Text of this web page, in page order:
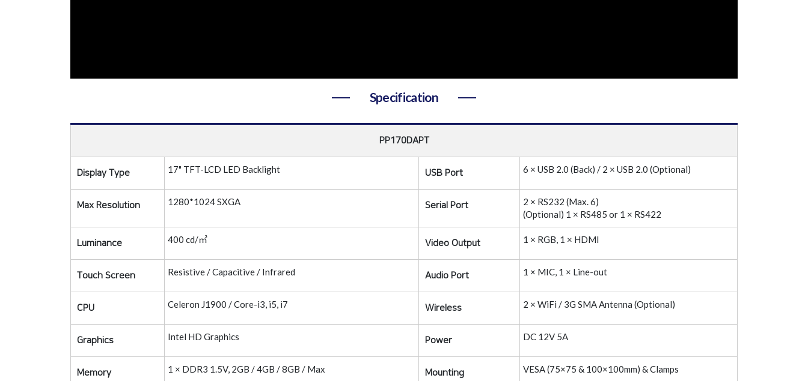
Specification
PP170DAPT
Display Type 17" TFT-LCD LED Backlight USB Port 6 × USB 2.0 (Back) / 2 × USB 2.0 (Optional)
Max Resolution 1280*1024 SXGA Serial Port
2 × RS232 (Max. 6)
(Optional) 1 × RS485 or 1 × RS422
Luminance 400 cd/㎡ Video Output 1 × RGB, 1 × HDMI
Touch Screen Resistive / Capacitive / Infrared Audio Port 1 × MIC, 1 × Line-out
CPU Celeron J1900 / Core-i3, i5, i7 Wireless 2 × WiFi / 3G SMA Antenna (Optional)
Graphics Intel HD Graphics Power DC 12V 5A
Memory 1 × DDR3 1.5V, 2GB / 4GB / 8GB / Max Mounting VESA (75×75 & 100×100mm) & Clamps